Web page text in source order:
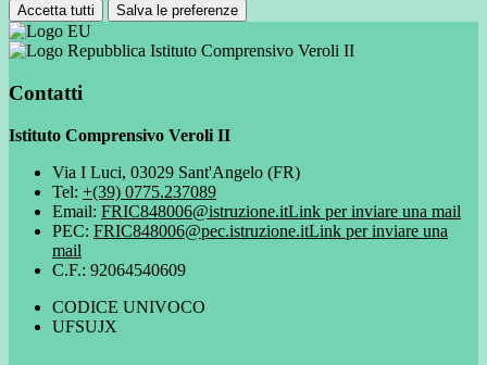
Accetta tutti Salva le preferenze
Istituto Comprensivo Veroli II
Contatti
Istituto Comprensivo Veroli II
Via I Luci, 03029 Sant'Angelo (FR)
Tel: +(39) 0775.237089
Email: FRIC848006@istruzione.itLink per inviare una mail
PEC: FRIC848006@pec.istruzione.itLink per inviare una
mail
C.F.: 92064540609
CODICE UNIVOCO
UFSUJX